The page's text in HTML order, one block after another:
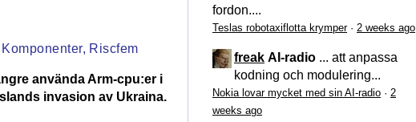
Komponenter, Riscfem
använda Arm-cpu:er i
invasion av Ukraina.
fordon....
Teslas robotaxiflotta krymper· 2 weeks ago
freak AI-radio ... att anpassa
kodning och modulering...
Nokia lovar mycket med sin AI-radio · 2
weeks ago